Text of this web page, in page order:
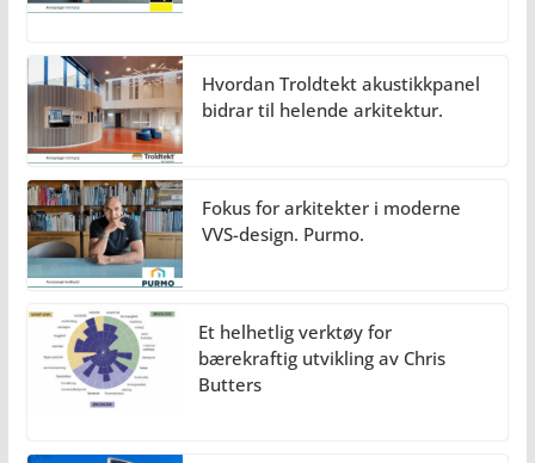
Hvordan Troldtekt akustikkpanel
bidrar til helende arkitektur.
Fokus for arkitekter i moderne
VVS-design. Purmo.
Et helhetlig verktøy for
bærekraftig utvikling av Chris
Butters